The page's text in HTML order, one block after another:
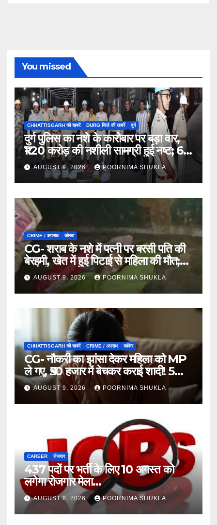
You missed
CHHATTISGARH की खबरें DURG जिले की खबरें दुर्ग
दुर्ग पुलिस का नशे के कारोबार पर बड़ा वार,
₹1.20 करोड़ की नशीली सामग्री हुई नष्ट; 66
मामलों में जब्ती…
AUGUST 9, 2026 POORNIMA SHUKLA
CRIME / अपराध कोरबा
CG- शराब के नशे में पत्नी पर बरसी पति की
बेरहमी, खेत में हुई पिटाई से महिला की मौत;
आरोपी फरार…
AUGUST 9, 2026 POORNIMA SHUKLA
CHHATTISGARH की खबरें CRIME / अपराध कांकेर
CG- नौकरी का झांसा देकर महिला को MP
ले गए, ₹50 हजार में बेचकर कराई शादी! 5
महीने बाद खुला पूरा राज, 3 गिरफ्तार…
AUGUST 9, 2026 POORNIMA SHUKLA
CAREER रोजगार
437 पदों पर भर्ती के लिए 10 अगस्त को
लगेगा रोजगार मेला…
AUGUST 8, 2026 POORNIMA SHUKLA